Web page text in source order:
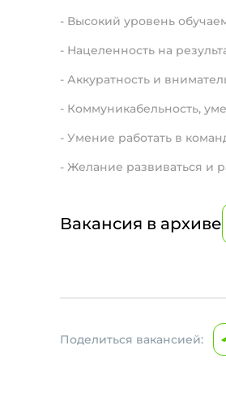
- Высокий уровень
- Нацеленность на
- Аккуратность и
- Коммуникабельность,
- Умение работать в
- Желание развиваться и
Вакансия в архиве
Поделиться вакансией: